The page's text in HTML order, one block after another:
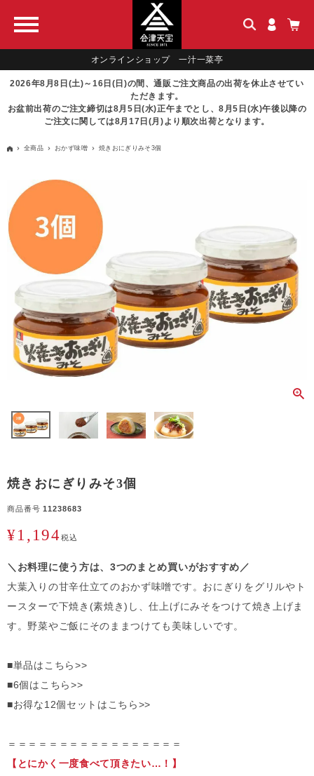
オンラインショップ 一汁一菜亭
2026年8月8日(土)～16日(日)の間、通販ご注文商品の出荷を休止させてい
ただきます。
お盆前出荷のご注文締切は8月5日(水)正午までとし、8月5日(水)午後以降の
ご注文に関しては8月17日(月)より順次出荷となります。
全商品 おかず味噌 焼きおにぎりみそ3個
焼きおにぎりみそ3個
商品番号 11238683
¥1,194税込
＼お料理に使う方は、3つのまとめ買いがおすすめ／
大葉入りの甘辛仕立てのおかず味噌です。おにぎりをグリルやト
ースターで下焼き(素焼き)し、仕上げにみそをつけて焼き上げま
す。野菜やご飯にそのままつけても美味しいです。
■単品はこちら>>
■6個はこちら>>
■お得な12個セットはこちら>>
＝＝＝＝＝＝＝＝＝＝＝＝＝＝＝＝＝
【とにかく一度食べて頂きたい…！】